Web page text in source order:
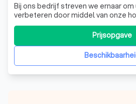
Bij ons bedrijf streven we ernaar
verbeteren door middel van onze
producten en diensten. We zijn
leveren van op maat gemaakte
die niet alleen een hedendaagse
ook de temperatuur en lichtinval in u
Prijsopgave